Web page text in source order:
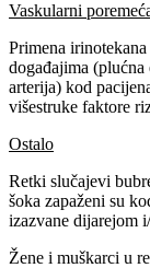
Vaskularni
Primena
događajima
arterija) kod
višestruke faktore
Ostalo
Retki slučajevi
šoka zapaženi su
izazvane dijarejom
Žene i muškarci u